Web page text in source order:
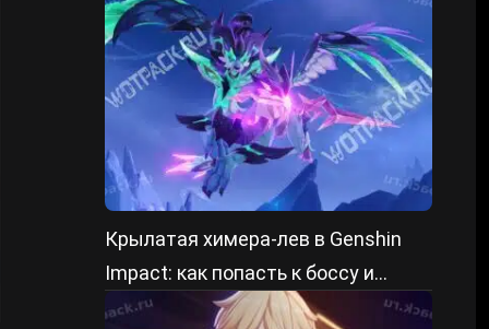
Крылатая химера-лев в Genshin
Impact: как попасть к боссу и
победить